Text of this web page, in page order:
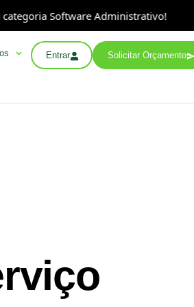
Software Administrativo!
Entrar Solicitar Orçamento